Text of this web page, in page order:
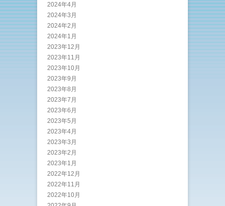
2024年4月
2024年3月
2024年2月
2024年1月
2023年12月
2023年11月
2023年10月
2023年9月
2023年8月
2023年7月
2023年6月
2023年5月
2023年4月
2023年3月
2023年2月
2023年1月
2022年12月
2022年11月
2022年10月